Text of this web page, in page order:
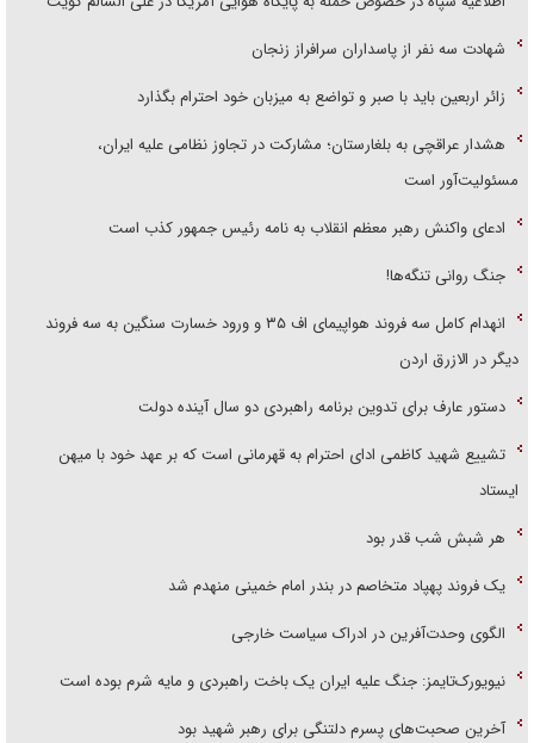
شهادت سه نفر از پاسداران سرافراز زنجان
زائر اربعین باید با صبر و تواضع به میزبان خود احترام بگذارد
هشدار عراقچی به بلغارستان؛ مشارکت در تجاوز نظامی علیه ایران،
مسئولیت‌آور است
ادعای واکنش رهبر معظم انقلاب به نامه رئیس جمهور کذب است
جنگ روانی تنگه‌ها!
انهدام کامل سه فروند هواپیمای اف ۳۵ و ورود خسارت سنگین به سه فروند
دیگر در الازرق اردن
دستور عارف برای تدوین برنامه راهبردی دو سال آینده دولت
تشییع شهید کاظمی ادای احترام به قهرمانی است که بر عهد خود با میهن
ایستاد
هر شبش شب قدر بود
یک فروند پهپاد متخاصم در بندر امام خمینی منهدم شد
الگوی وحدت‌آفرین در ادراک سیاست خارجی
نیویورک‌تایمز: جنگ علیه ایران یک باخت راهبردی و مایه شرم بوده است
آخرین صحبت‌های پسرم دلتنگی برای رهبر شهید بود